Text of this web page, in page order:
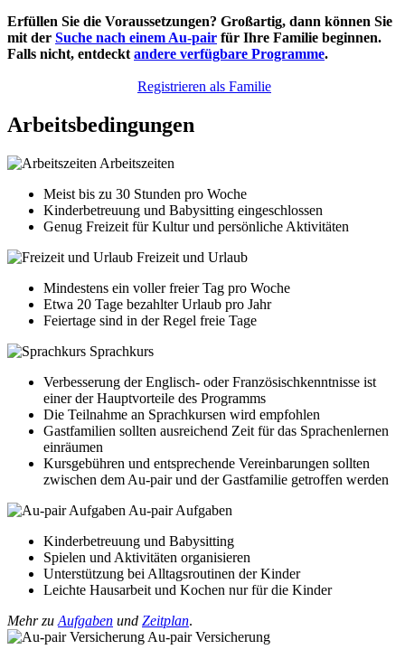
Erfüllen Sie die Voraussetzungen? Großartig, dann können Sie
mit der Suche nach einem Au-pair für Ihre Familie beginnen.
Falls nicht, entdecktandere verfügbare Programme.
Registrieren als Familie
Arbeitsbedingungen
Arbeitszeiten
Meist bis zu 30 Stunden pro Woche
Kinderbetreuung und Babysitting eingeschlossen
Genug Freizeit für Kultur und persönliche Aktivitäten
Freizeit und Urlaub
Mindestens ein voller freier Tag pro Woche
​Etwa 20 Tage bezahlter Urlaub pro Jahr
Feiertage sind in der Regel freie Tage
Sprachkurs
Verbesserung der Englisch- oder Französischkenntnisse ist
einer der Hauptvorteile des Programms
Die Teilnahme an Sprachkursen wird empfohlen
Gastfamilien sollten ausreichend Zeit für das Sprachenlernen
einräumen
Kursgebühren und entsprechende Vereinbarungen sollten
zwischen dem Au-pair und der Gastfamilie getroffen werden
Au-pair Aufgaben
Kinderbetreuung und Babysitting
Spielen und Aktivitäten organisieren
Unterstützung bei Alltagsroutinen der Kinder
Leichte Hausarbeit und Kochen nur für die Kinder
Mehr zu Aufgaben und Zeitplan.
Au-pair Versicherung